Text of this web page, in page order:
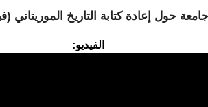
حول إعادة كتابة التاريخ الموريتاني
الفيديو: